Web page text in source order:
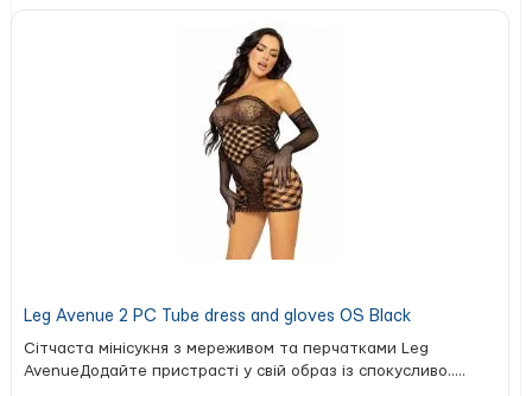
Leg Avenue 2 PC Tube dress and gloves OS Black
Сітчаста мінісукня з мереживом та перчатками Leg
AvenueДодайте пристрасті у свій образ із спокусливо.....